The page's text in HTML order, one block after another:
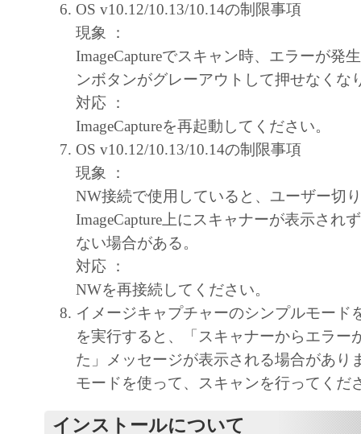
OS v10.12/10.13/10.14の制限事項
現象 ：
ImageCaptureでスキャン時、エラーが発
ンボタンがグレーアウトして押せなくな
対応 ：
ImageCaptureを再起動してください。
OS v10.12/10.13/10.14の制限事項
現象 ：
NW接続で使用していると、ユーザー切
ImageCapture上にスキャナーが表示され
ない場合がある。
対応 ：
NWを再接続してください。
イメージキャプチャーのシンプルモード
を実行すると、「スキャナーからエラー
た」メッセージが表示される場合があり
モードを使って、スキャンを行ってくだ
インストールについて